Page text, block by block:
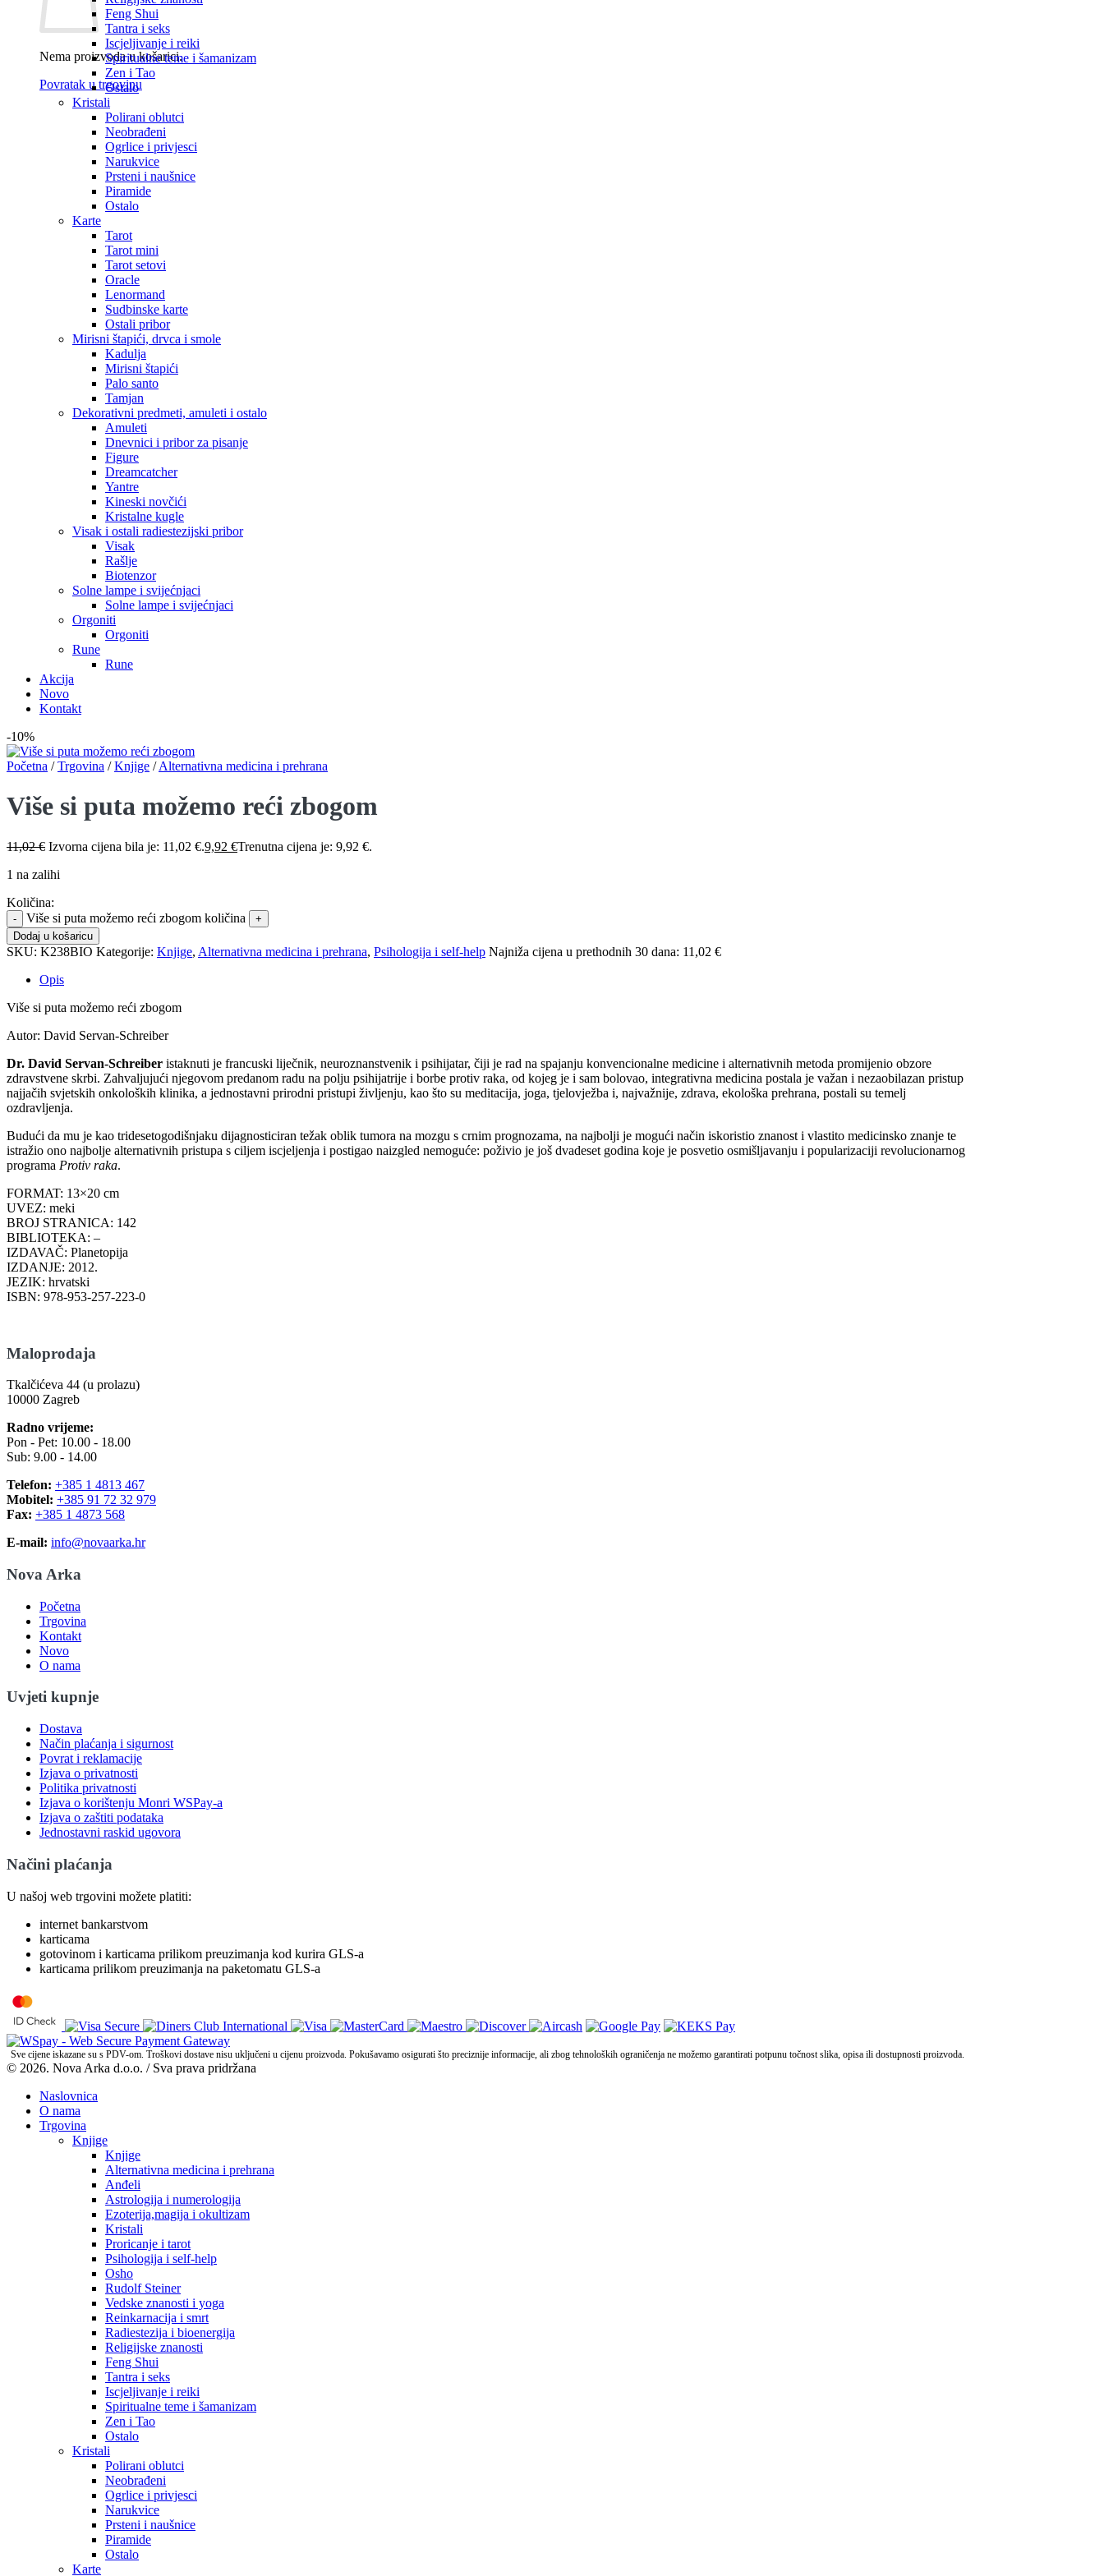
Nema proizvoda u košarici.
Povratak u trgovinu
Feng Shui
Tantra i seks
Iscjeljivanje i reiki
Spiritualne teme i šamanizam
Zen i Tao
Ostalo
Kristali
Polirani oblutci
Neobrađeni
Ogrlice i privjesci
Narukvice
Prsteni i naušnice
Piramide
Ostalo
Karte
Tarot
Tarot mini
Tarot setovi
Oracle
Lenormand
Sudbinske karte
Ostali pribor
Mirisni štapići, drvca i smole
Kadulja
Mirisni štapići
Palo santo
Tamjan
Dekorativni predmeti, amuleti i ostalo
Amuleti
Dnevnici i pribor za pisanje
Figure
Dreamcatcher
Yantre
Kineski novčići
Kristalne kugle
Visak i ostali radiestezijski pribor
Visak
Rašlje
Biotenzor
Solne lampe i svijećnjaci
Solne lampe i svijećnjaci
Orgoniti
Orgoniti
Rune
Rune
Akcija
Novo
Kontakt
-10%
Početna / Trgovina / Knjige / Alternativna medicina i prehrana
Više si puta možemo reći zbogom
11,02€ Izvorna cijena bila je: 11,02 €.9,92 €Trenutna cijena je: 9,92 €.
1 na zalihi
Količina:
Više si puta možemo reći zbogom količina
Dodaj u košaricu
SKU: K238BIO Kategorije: Knjige, Alternativna medicina i prehrana, Psihologija i self-help Najniža cijena u prethodnih 30 dana: 11,02 €
Opis
Više si puta možemo reći zbogom
Autor: David Servan-Schreiber
Dr. David Servan-Schreiber istaknuti je francuski liječnik, neuroznanstvenik i psihijatar, čiji je rad na spajanju konvencionalne medicine i alternativnih metoda promijenio obzore
zdravstvene skrbi. Zahvaljujući njegovom predanom radu na polju psihijatrije i borbe protiv raka, od kojeg je i sam bolovao, integrativna medicina postala je važan i nezaobilazan pristup
najjačih svjetskih onkoloških klinika, a jednostavni prirodni pristupi življenju, kao što su meditacija, joga, tjelovježba i, najvažnije, zdrava, ekološka prehrana, postali su temelj
ozdravljenja.
Budući da mu je kao tridesetogodišnjaku dijagnosticiran težak oblik tumora na mozgu s crnim prognozama, na najbolji je mogući način iskoristio znanost i vlastito medicinsko znanje te
istražio ono najbolje alternativnih pristupa s ciljem iscjeljenja i postigao naizgled nemoguće: poživio je još dvadeset godina koje je posvetio osmišljavanju i popularizaciji revolucionarnog
programa Protiv raka.
FORMAT: 13×20 cm
UVEZ: meki
BROJ STRANICA: 142
BIBLIOTEKA: –
IZDAVAČ: Planetopija
IZDANJE: 2012.
JEZIK: hrvatski
ISBN: 978-953-257-223-0
Maloprodaja
Tkalčićeva 44 (u prolazu)
10000 Zagreb
Radno vrijeme:
Pon - Pet: 10.00 - 18.00
Sub: 9.00 - 14.00
Telefon: +385 1 4813 467
Mobitel: +385 91 72 32 979
Fax: +385 1 4873 568
E-mail: info@novaarka.hr
Nova Arka
Početna
Trgovina
Kontakt
Novo
O nama
Uvjeti kupnje
Dostava
Način plaćanja i sigurnost
Povrat i reklamacije
Izjava o privatnosti
Politika privatnosti
Izjava o korištenju Monri WSPay-a
Izjava o zaštiti podataka
Jednostavni raskid ugovora
Načini plaćanja
U našoj web trgovini možete platiti:
internet bankarstvom
karticama
gotovinom i karticama prilikom preuzimanja kod kurira GLS-a
karticama prilikom preuzimanja na paketomatu GLS-a
Sve cijene iskazane su s PDV-om. Troškovi dostave nisu uključeni u cijenu proizvoda. Pokušavamo osigurati što preciznije informacije, ali zbog tehnoloških ograničenja ne možemo garantirati potpunu točnost slika, opisa ili dostupnosti proizvoda.
© 2026. Nova Arka d.o.o. / Sva prava pridržana
Naslovnica
O nama
Trgovina
Knjige
Knjige
Alternativna medicina i prehrana
Anđeli
Astrologija i numerologija
Ezoterija,magija i okultizam
Kristali
Proricanje i tarot
Psihologija i self-help
Osho
Rudolf Steiner
Vedske znanosti i yoga
Reinkarnacija i smrt
Radiestezija i bioenergija
Religijske znanosti
Feng Shui
Tantra i seks
Iscjeljivanje i reiki
Spiritualne teme i šamanizam
Zen i Tao
Ostalo
Kristali
Polirani oblutci
Neobrađeni
Ogrlice i privjesci
Narukvice
Prsteni i naušnice
Piramide
Ostalo
Karte